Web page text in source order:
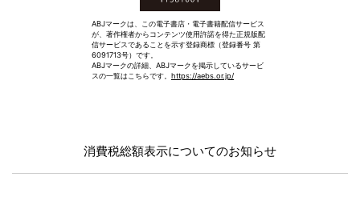
ABJマークは、この電子書店・電子書籍配信サービス
が、著作権者からコンテンツ使用許諾を得た正規版配
信サービスであることを示す登録商標（登録番号 第
6091713号）です。
ABJマークの詳細、ABJマークを掲示しているサービ
スの一覧はこちらです。 https://aebs.or.jp/
消費税総額表示についてのお知らせ